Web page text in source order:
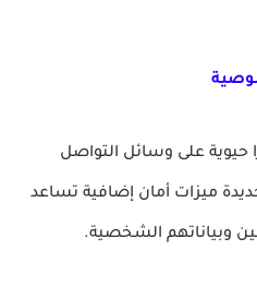
حيوية على وسائل التواصل
ميزات أمان إضافية تساعد
وبياناتهم الشخصية.